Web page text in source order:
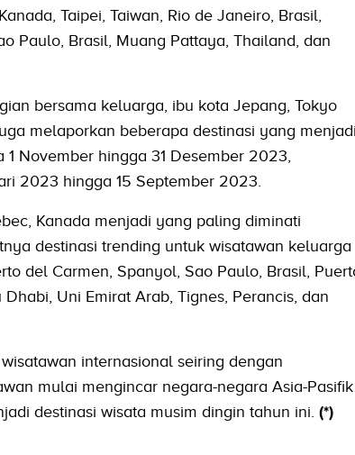
Taipei, Taiwan, Rio de Janeiro, Brasil,
Paulo, Brasil, Muang Pattaya, Thailand, dan
bersama keluarga, ibu kota Jepang, Tokyo
melaporkan beberapa destinasi yang menjadi
November hingga 31 Desember 2023,
2023 hingga 15 September 2023.
Kanada menjadi yang paling diminati
destinasi trending untuk wisatawan keluarga
del Carmen, Spanyol, Sao Paulo, Brasil,
Uni Emirat Arab, Tignes, Perancis, dan
internasional seiring dengan
mulai mengincar negara-negara Asia-Pasifik
destinasi wisata musim dingin tahun ini. (*)